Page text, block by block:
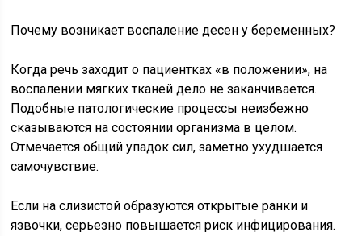
Почему возникает воспаление десен у беременных?
Когда речь заходит о пациентках «в положении», на
воспалении мягких тканей дело не заканчивается.
Подобные патологические процессы неизбежно
сказываются на состоянии организма в целом.
Отмечается общий упадок сил, заметно ухудшается
самочувствие.
Если на слизистой образуются открытые ранки и
язвочки, серьезно повышается риск инфицирования.